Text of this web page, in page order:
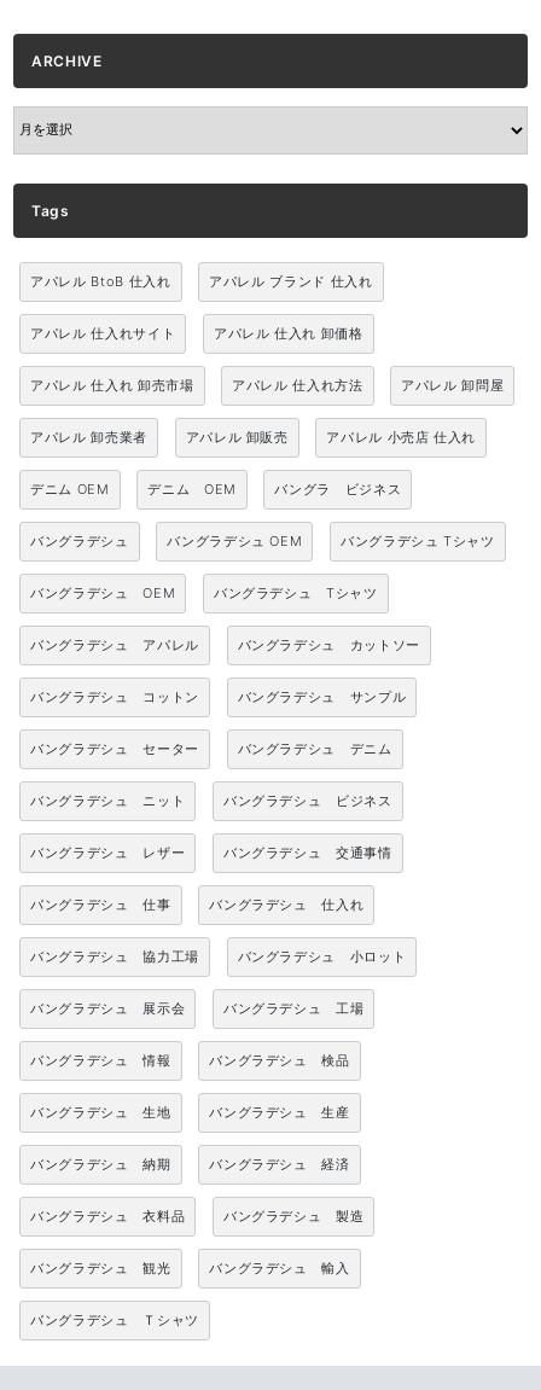
ARCHIVE
ARCHIVE
Tags
アパレル BtoB 仕入れ アパレル ブランド 仕入れ
アパレル 仕入れサイト アパレル 仕入れ 卸価格
アパレル 仕入れ 卸売市場 アパレル 仕入れ方法 アパレル 卸問屋
アパレル 卸売業者 アパレル 卸販売 アパレル 小売店 仕入れ
デニム OEM デニム OEM バングラ ビジネス
バングラデシュ バングラデシュ OEM バングラデシュ Tシャツ
バングラデシュ OEM バングラデシュ Tシャツ
バングラデシュ アパレル バングラデシュ カットソー
バングラデシュ コットン バングラデシュ サンプル
バングラデシュ セーター バングラデシュ デニム
バングラデシュ ニット バングラデシュ ビジネス
バングラデシュ レザー バングラデシュ 交通事情
バングラデシュ 仕事 バングラデシュ 仕入れ
バングラデシュ 協力工場 バングラデシュ 小ロット
バングラデシュ 展示会 バングラデシュ 工場
バングラデシュ 情報 バングラデシュ 検品
バングラデシュ 生地 バングラデシュ 生産
バングラデシュ 納期 バングラデシュ 経済
バングラデシュ 衣料品 バングラデシュ 製造
バングラデシュ 観光 バングラデシュ 輸入
バングラデシュ Ｔシャツ